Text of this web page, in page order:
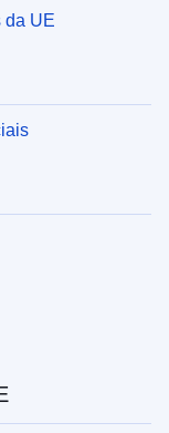
da UE